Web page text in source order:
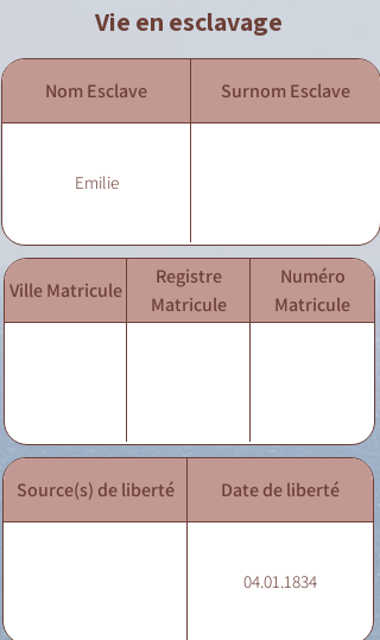
Vie en esclavage
Nom Esclave Surnom Esclave
Emilie
Ville Matricule
Registre
Matricule
Numéro
Matricule
Source(s) de liberté Date de liberté
04.01.1834